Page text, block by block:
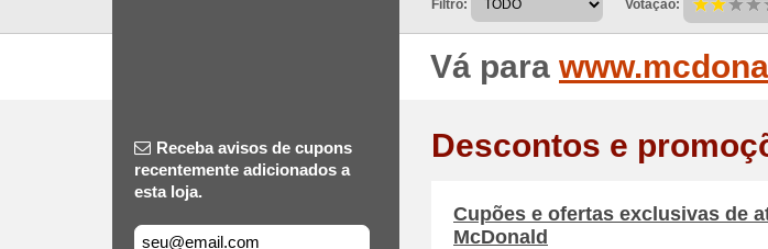
Filtro: Votação:
Vá para
Receba avisos de cupons
recentemente adicionados a
esta loja.
Descontos e
Cupões e ofertas exclusivas de
McDonald